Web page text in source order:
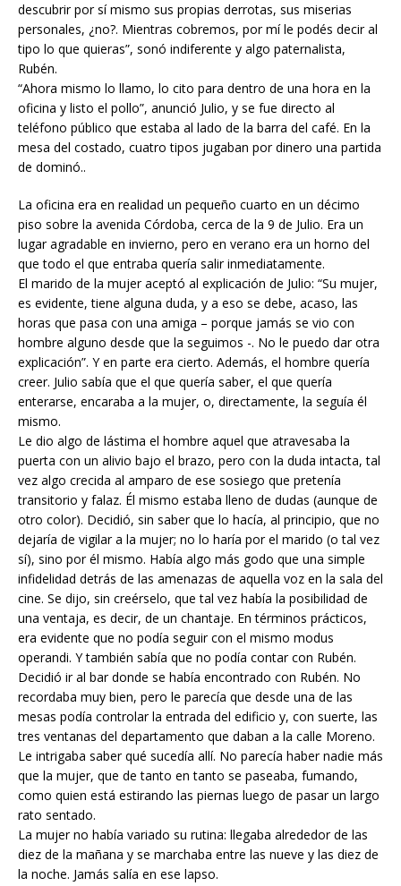
descubrir por sí mismo sus propias derrotas, sus miserias
personales, ¿no?. Mientras cobremos, por mí le podés decir al
tipo lo que quieras”, sonó indiferente y algo paternalista,
Rubén.
“Ahora mismo lo llamo, lo cito para dentro de una hora en la
oficina y listo el pollo”, anunció Julio, y se fue directo al
teléfono público que estaba al lado de la barra del café. En la
mesa del costado, cuatro tipos jugaban por dinero una partida
de dominó..
La oficina era en realidad un pequeño cuarto en un décimo
piso sobre la avenida Córdoba, cerca de la 9 de Julio. Era un
lugar agradable en invierno, pero en verano era un horno del
que todo el que entraba quería salir inmediatamente.
El marido de la mujer aceptó al explicación de Julio: “Su mujer,
es evidente, tiene alguna duda, y a eso se debe, acaso, las
horas que pasa con una amiga – porque jamás se vio con
hombre alguno desde que la seguimos -. No le puedo dar otra
explicación”. Y en parte era cierto. Además, el hombre quería
creer. Julio sabía que el que quería saber, el que quería
enterarse, encaraba a la mujer, o, directamente, la seguía él
mismo.
Le dio algo de lástima el hombre aquel que atravesaba la
puerta con un alivio bajo el brazo, pero con la duda intacta, tal
vez algo crecida al amparo de ese sosiego que pretenía
transitorio y falaz. Él mismo estaba lleno de dudas (aunque de
otro color). Decidió, sin saber que lo hacía, al principio, que no
dejaría de vigilar a la mujer; no lo haría por el marido (o tal vez
sí), sino por él mismo. Había algo más godo que una simple
infidelidad detrás de las amenazas de aquella voz en la sala del
cine. Se dijo, sin creérselo, que tal vez había la posibilidad de
una ventaja, es decir, de un chantaje. En términos prácticos,
era evidente que no podía seguir con el mismo modus
operandi. Y también sabía que no podía contar con Rubén.
Decidió ir al bar donde se había encontrado con Rubén. No
recordaba muy bien, pero le parecía que desde una de las
mesas podía controlar la entrada del edificio y, con suerte, las
tres ventanas del departamento que daban a la calle Moreno.
Le intrigaba saber qué sucedía allí. No parecía haber nadie más
que la mujer, que de tanto en tanto se paseaba, fumando,
como quien está estirando las piernas luego de pasar un largo
rato sentado.
La mujer no había variado su rutina: llegaba alrededor de las
diez de la mañana y se marchaba entre las nueve y las diez de
la noche. Jamás salía en ese lapso.